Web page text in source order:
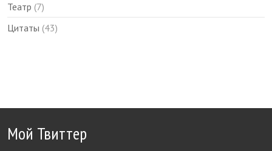
Театр (7)
Цитаты (43)
Мой Твиттер